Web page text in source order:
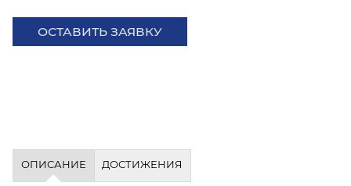
ОСТАВИТЬ ЗАЯВКУ
ОПИСАНИЕ ДОСТИЖЕНИЯ